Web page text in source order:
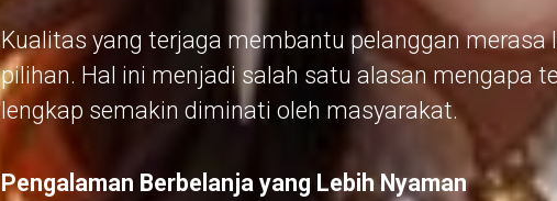
Kualitas yang terjaga membantu pelanggan merasa
pilihan. Hal ini menjadi salah satu alasan mengapa
lengkap semakin diminati oleh masyarakat.
Pengalaman Berbelanja yang Lebih Nyaman